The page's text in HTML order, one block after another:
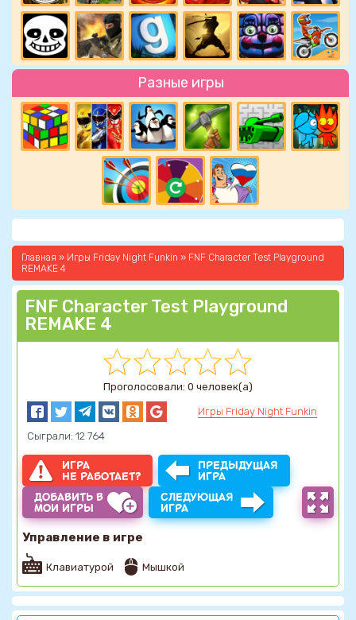
Разные игры
Главная » Игры Friday Night Funkin » FNF Character Test Playground
REMAKE 4
FNF Character Test Playground
REMAKE 4
Проголосовали: 0 человек(а)
Игры Friday Night Funkin
Сыграли: 12 764
ИГРА
НЕ РАБОТАЕТ?
ПРЕДЫДУЩАЯ
ИГРА
ДОБАВИТЬ В
МОИ ИГРЫ
СЛЕДУЮЩАЯ
ИГРА
Управление в игре
Клавиатурой Мышкой